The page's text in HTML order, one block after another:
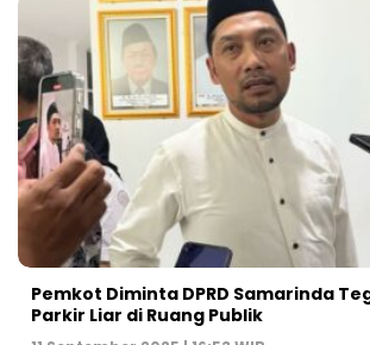
Pemkot Diminta DPRD Samarinda
Parkir Liar di Ruang Publik